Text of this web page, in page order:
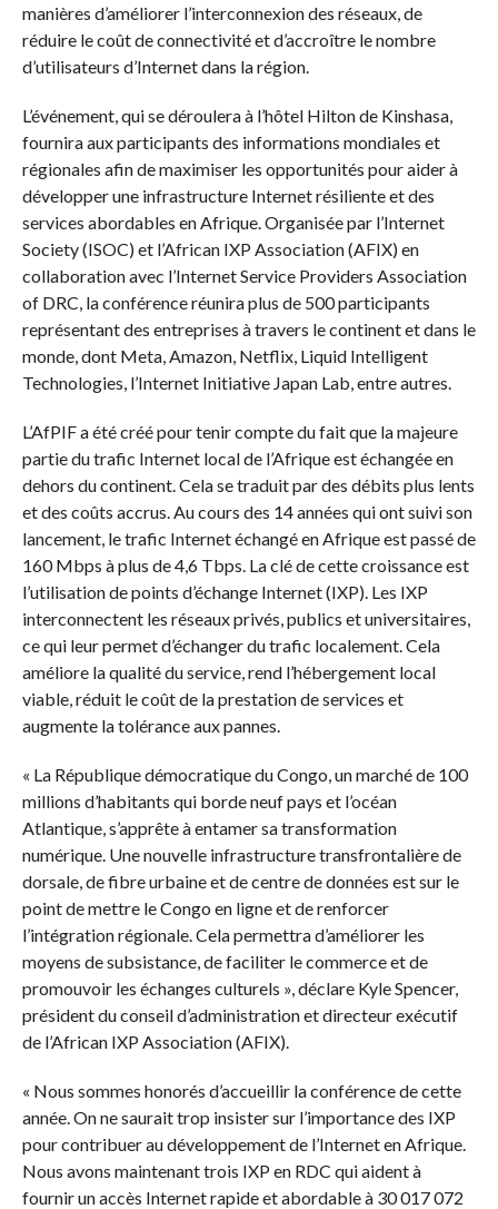
manières d’améliorer l’interconnexion des réseaux, de
réduire le coût de connectivité et d’accroître le nombre
d’utilisateurs d’Internet dans la région.
L’événement, qui se déroulera à l’hôtel Hilton de Kinshasa,
fournira aux participants des informations mondiales et
régionales afin de maximiser les opportunités pour aider à
développer une infrastructure Internet résiliente et des
services abordables en Afrique. Organisée par l’Internet
Society (ISOC) et l’African IXP Association (AFIX) en
collaboration avec l’Internet Service Providers Association
of DRC, la conférence réunira plus de 500 participants
représentant des entreprises à travers le continent et dans le
monde, dont Meta, Amazon, Netflix, Liquid Intelligent
Technologies, l’Internet Initiative Japan Lab, entre autres.
L’AfPIF a été créé pour tenir compte du fait que la majeure
partie du trafic Internet local de l’Afrique est échangée en
dehors du continent. Cela se traduit par des débits plus lents
et des coûts accrus. Au cours des 14 années qui ont suivi son
lancement, le trafic Internet échangé en Afrique est passé de
160 Mbps à plus de 4,6 Tbps. La clé de cette croissance est
l’utilisation de points d’échange Internet (IXP). Les IXP
interconnectent les réseaux privés, publics et universitaires,
ce qui leur permet d’échanger du trafic localement. Cela
améliore la qualité du service, rend l’hébergement local
viable, réduit le coût de la prestation de services et
augmente la tolérance aux pannes.
« La République démocratique du Congo, un marché de 100
millions d’habitants qui borde neuf pays et l’océan
Atlantique, s’apprête à entamer sa transformation
numérique. Une nouvelle infrastructure transfrontalière de
dorsale, de fibre urbaine et de centre de données est sur le
point de mettre le Congo en ligne et de renforcer
l’intégration régionale. Cela permettra d’améliorer les
moyens de subsistance, de faciliter le commerce et de
promouvoir les échanges culturels », déclare Kyle Spencer,
président du conseil d’administration et directeur exécutif
de l’African IXP Association (AFIX).
« Nous sommes honorés d’accueillir la conférence de cette
année. On ne saurait trop insister sur l’importance des IXP
pour contribuer au développement de l’Internet en Afrique.
Nous avons maintenant trois IXP en RDC qui aident à
fournir un accès Internet rapide et abordable à 30 017 072